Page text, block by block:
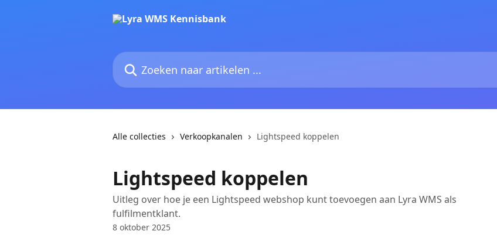
Zoeken naar artikelen ...
Alle collecties Verkoopkanalen Lightspeed koppelen
Lightspeed koppelen
Uitleg over hoe je een Lightspeed webshop kunt toevoegen aan Lyra WMS als
fulfilmentklant.
8 oktober 2025